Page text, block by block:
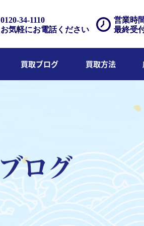
営業時
最終受
0120-34-1110
お気軽にお電話ください
買取ブログ 買取方法